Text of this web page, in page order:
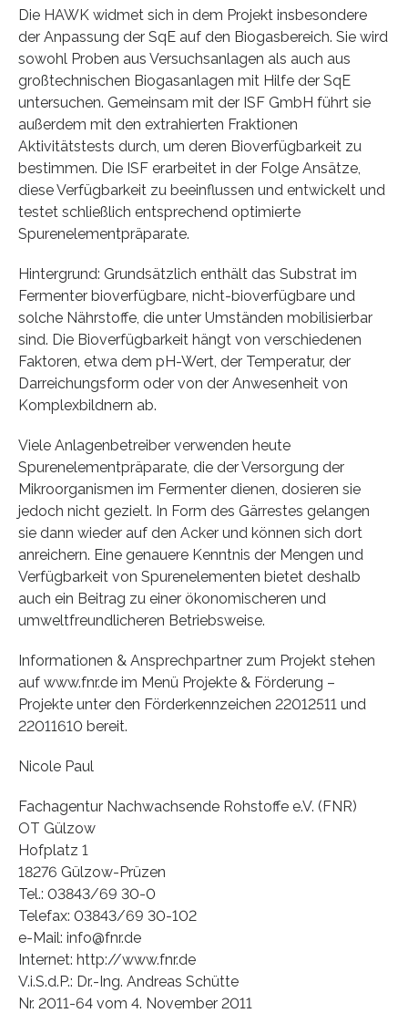
Die HAWK widmet sich in dem Projekt insbesondere
der Anpassung der SqE auf den Biogasbereich. Sie wird
sowohl Proben aus Versuchsanlagen als auch aus
großtechnischen Biogasanlagen mit Hilfe der SqE
untersuchen. Gemeinsam mit der ISF GmbH führt sie
außerdem mit den extrahierten Fraktionen
Aktivitätstests durch, um deren Bioverfügbarkeit zu
bestimmen. Die ISF erarbeitet in der Folge Ansätze,
diese Verfügbarkeit zu beeinflussen und entwickelt und
testet schließlich entsprechend optimierte
Spurenelementpräparate.
Hintergrund: Grundsätzlich enthält das Substrat im
Fermenter bioverfügbare, nicht-bioverfügbare und
solche Nährstoffe, die unter Umständen mobilisierbar
sind. Die Bioverfügbarkeit hängt von verschiedenen
Faktoren, etwa dem pH-Wert, der Temperatur, der
Darreichungsform oder von der Anwesenheit von
Komplexbildnern ab.
Viele Anlagenbetreiber verwenden heute
Spurenelementpräparate, die der Versorgung der
Mikroorganismen im Fermenter dienen, dosieren sie
jedoch nicht gezielt. In Form des Gärrestes gelangen
sie dann wieder auf den Acker und können sich dort
anreichern. Eine genauere Kenntnis der Mengen und
Verfügbarkeit von Spurenelementen bietet deshalb
auch ein Beitrag zu einer ökonomischeren und
umweltfreundlicheren Betriebsweise.
Informationen & Ansprechpartner zum Projekt stehen
auf www.fnr.de im Menü Projekte & Förderung –
Projekte unter den Förderkennzeichen 22012511 und
22011610 bereit.
Nicole Paul
Fachagentur Nachwachsende Rohstoffe e.V. (FNR)
OT Gülzow
Hofplatz 1
18276 Gülzow-Prüzen
Tel.: 03843/69 30-0
Telefax: 03843/69 30-102
e-Mail: info@fnr.de
Internet: http://www.fnr.de
V.i.S.d.P.: Dr.-Ing. Andreas Schütte
Nr. 2011-64 vom 4. November 2011